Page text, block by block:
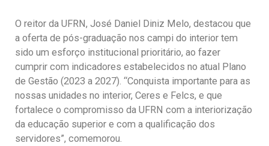
O reitor da UFRN, José Daniel Diniz Melo, destacou que
a oferta de pós-graduação nos campi do interior tem
sido um esforço institucional prioritário, ao fazer
cumprir com indicadores estabelecidos no atual Plano
de Gestão (2023 a 2027). “Conquista importante para as
nossas unidades no interior, Ceres e Felcs, e que
fortalece o compromisso da UFRN com a interiorização
da educação superior e com a qualificação dos
servidores”, comemorou.